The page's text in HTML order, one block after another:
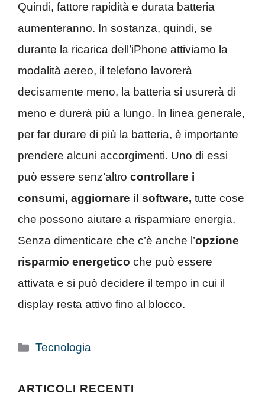
Quindi, fattore rapidità e durata batteria
aumenteranno. In sostanza, quindi, se
durante la ricarica dell’iPhone attiviamo la
modalità aereo, il telefono lavorerà
decisamente meno, la batteria si usurerà di
meno e durerà più a lungo. In linea generale,
per far durare di più la batteria, è importante
prendere alcuni accorgimenti. Uno di essi
può essere senz’altro controllare i
consumi, aggiornare il software, tutte cose
che possono aiutare a risparmiare energia.
Senza dimenticare che c’è anche l’opzione
risparmio energetico che può essere
attivata e si può decidere il tempo in cui il
display resta attivo fino al blocco.
Categorie
Tecnologia
ARTICOLI RECENTI